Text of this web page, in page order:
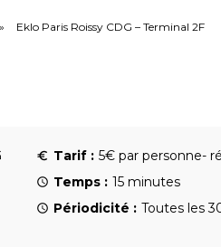
» Eklo Paris Roissy CDG – Terminal 2F
Tarif : 5€ par personne-
Temps : 15 minutes
Périodicité : Toutes les